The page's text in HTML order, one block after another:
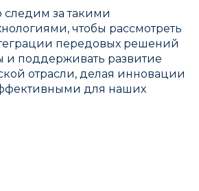
за такими
чтобы рассмотреть
передовых решений
и поддерживать развитие
отрасли, делая инновации
для наших